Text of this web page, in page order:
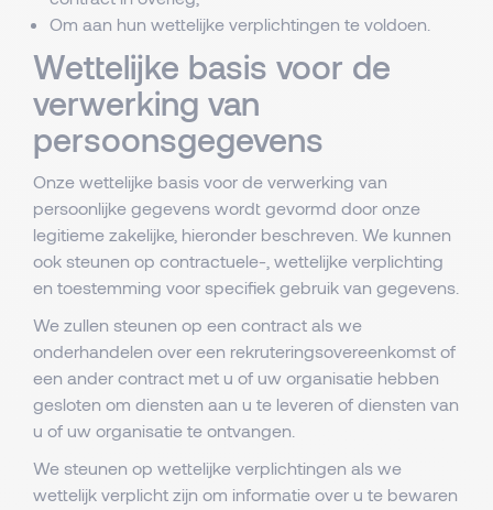
Om aan hun wettelijke verplichtingen te voldoen.
Wettelijke basis voor de
verwerking van
persoonsgegevens
Onze wettelijke basis voor de verwerking van
persoonlijke gegevens wordt gevormd door onze
legitieme zakelijke, hieronder beschreven. We kunnen
ook steunen op contractuele-, wettelijke verplichting
en toestemming voor specifiek gebruik van gegevens.
We zullen steunen op een contract als we
onderhandelen over een rekruteringsovereenkomst of
een ander contract met u of uw organisatie hebben
gesloten om diensten aan u te leveren of diensten van
u of uw organisatie te ontvangen.
We steunen op wettelijke verplichtingen als we
wettelijk verplicht zijn om informatie over u te bewaren